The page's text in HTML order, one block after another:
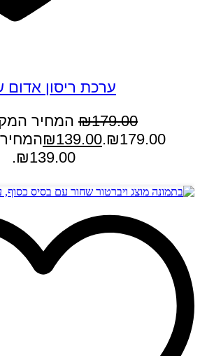
ערכת ריסון אדום
₪179.00
המחיר
₪179.00.
₪139.00
₪139.00.